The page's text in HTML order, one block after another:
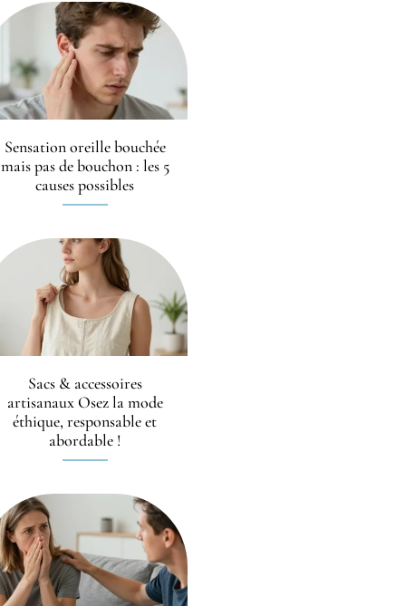
Sensation oreille bouchée
mais pas de bouchon : les 5
causes possibles
Sacs & accessoires
artisanaux Osez la mode
éthique, responsable et
abordable !